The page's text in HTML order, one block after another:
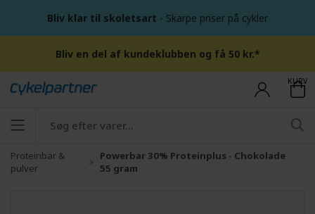
Bliv klar til skoletsart - Skarpe priser på cykler
Bliv en del af kundeklubben og få 50 kr.*
KURV
Proteinbar &
pulver
Powerbar 30% Proteinplus - Chokolade
55 gram